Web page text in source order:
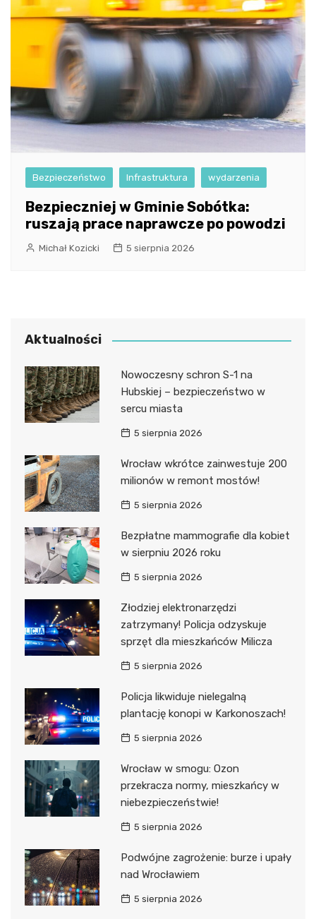
Bezpieczeństwo Infrastruktura wydarzenia
Bezpieczniej w Gminie Sobótka:
ruszają prace naprawcze po powodzi
Michał Kozicki 5 sierpnia 2026
Aktualności
Nowoczesny schron S-1 na
Hubskiej – bezpieczeństwo w
sercu miasta
5 sierpnia 2026
Wrocław wkrótce zainwestuje 200
milionów w remont mostów!
5 sierpnia 2026
Bezpłatne mammografie dla kobiet
w sierpniu 2026 roku
5 sierpnia 2026
Złodziej elektronarzędzi
zatrzymany! Policja odzyskuje
sprzęt dla mieszkańców Milicza
5 sierpnia 2026
Policja likwiduje nielegalną
plantację konopi w Karkonoszach!
5 sierpnia 2026
Wrocław w smogu: Ozon
przekracza normy, mieszkańcy w
niebezpieczeństwie!
5 sierpnia 2026
Podwójne zagrożenie: burze i upały
nad Wrocławiem
5 sierpnia 2026